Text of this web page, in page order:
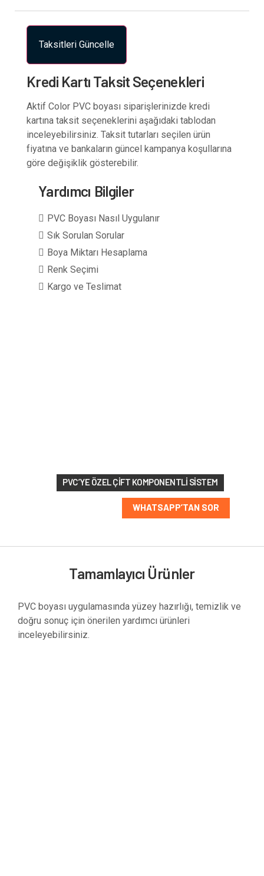
Taksitleri Güncelle
Kredi Kartı Taksit Seçenekleri
Aktif Color PVC boyası siparişlerinizde kredi
kartına taksit seçeneklerini aşağıdaki tablodan
inceleyebilirsiniz. Taksit tutarları seçilen ürün
fiyatına ve bankaların güncel kampanya koşullarına
göre değişiklik gösterebilir.
Yardımcı Bilgiler
PVC Boyası Nasıl Uygulanır
Sık Sorulan Sorular
Boya Miktarı Hesaplama
Renk Seçimi
Kargo ve Teslimat
PVC’YE ÖZEL ÇIFT KOMPONENTLI SISTEM
WHATSAPP’TAN SOR
Tamamlayıcı Ürünler
PVC boyası uygulamasında yüzey hazırlığı, temizlik ve
doğru sonuç için önerilen yardımcı ürünleri
inceleyebilirsiniz.